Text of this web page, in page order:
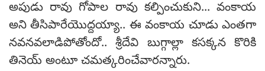
అపుడు రావు గోపాల రావు కల్పించుకుని... వంకాయ
అని తీసిపారేయొద్దయ్యా.. ఈ వంకాయ చూడు ఎంతగా
నవనవలాడిపోతోందో.. శ్రీదేవి బుగ్గాల్లా కసక్కన కొరికి
తినెయ్ అంటూ చమత్కరించేవారన్నారు.